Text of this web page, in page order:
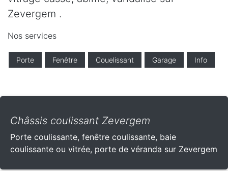
Zevergem .
Nos services
Porte Fenêtre Couelissant Garage Info
Châssis coulissant Zevergem
Porte coulissante, fenêtre coulissante, baie
coulissante ou vitrée, porte de véranda sur Zevergem